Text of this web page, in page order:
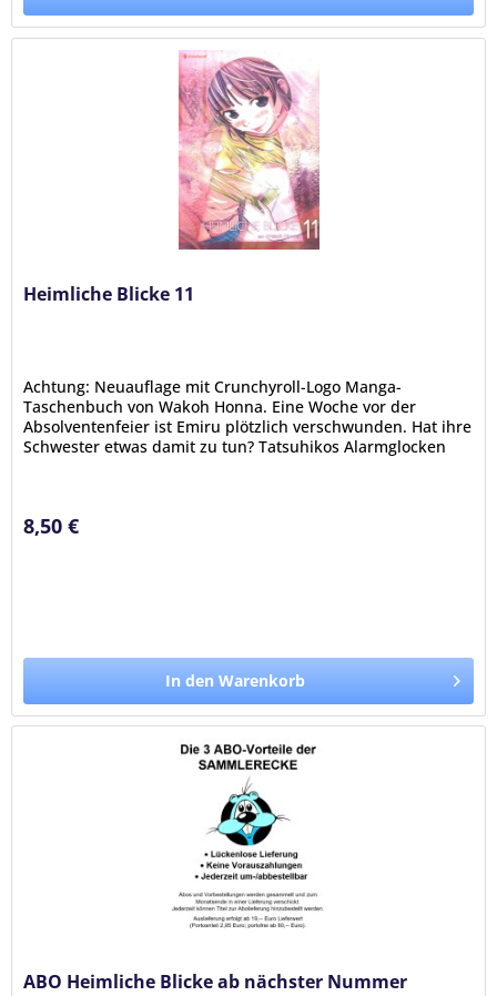
Heimliche Blicke 11
Achtung: Neuauflage mit Crunchyroll-Logo Manga-
Taschenbuch von Wakoh Honna. Eine Woche vor der
Absolventenfeier ist Emiru plötzlich verschwunden. Hat ihre
Schwester etwas damit zu tun? Tatsuhikos Alarmglocken
8,50 €
In den Warenkorb
ABO Heimliche Blicke ab nächster Nummer